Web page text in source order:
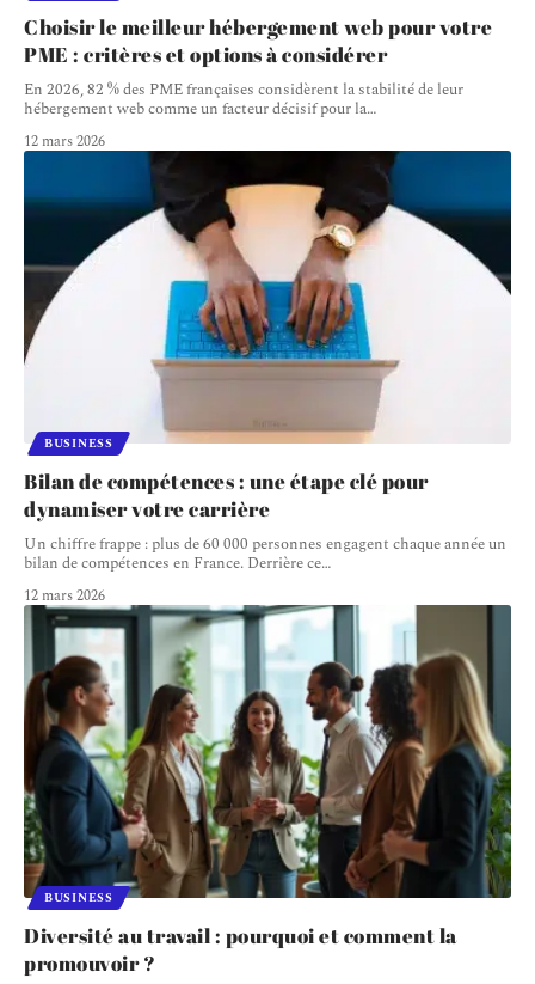
Choisir le meilleur hébergement web pour votre
PME : critères et options à considérer
En 2026, 82 % des PME françaises considèrent la stabilité de leur
hébergement web comme un facteur décisif pour la…
12 mars 2026
BUSINESS
Bilan de compétences : une étape clé pour
dynamiser votre carrière
Un chiffre frappe : plus de 60 000 personnes engagent chaque année un
bilan de compétences en France. Derrière ce…
12 mars 2026
BUSINESS
Diversité au travail : pourquoi et comment la
promouvoir ?